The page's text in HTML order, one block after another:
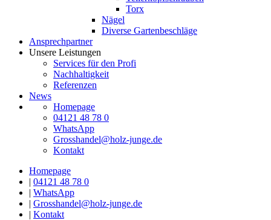
Torx
Nägel
Diverse Gartenbeschläge
Ansprechpartner
Unsere Leistungen
Services für den Profi
Nachhaltigkeit
Referenzen
News
Homepage
04121 48 78 0
WhatsApp
Grosshandel@holz-junge.de
Kontakt
Homepage
| 04121 48 78 0
| WhatsApp
| Grosshandel@holz-junge.de
| Kontakt